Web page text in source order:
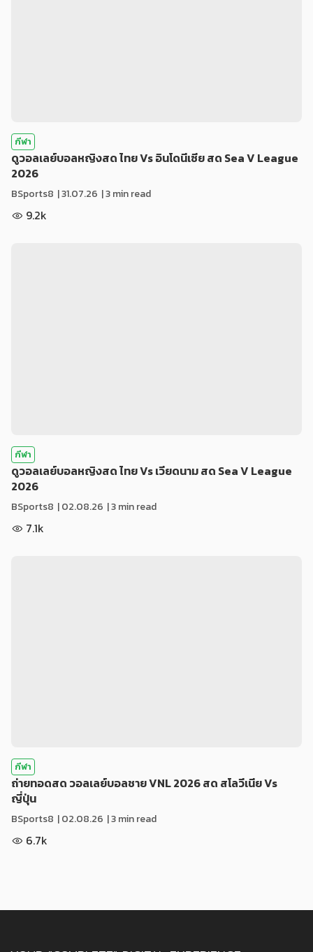
กีฬา
ดูวอลเลย์บอลหญิงสด ไทย Vs อินโดนีเซีย สด Sea V League
2026
BSports8 |31.07.26 | 3 min read
9.2k
กีฬา
ดูวอลเลย์บอลหญิงสด ไทย Vs เวียดนาม สด Sea V League
2026
BSports8 |02.08.26 | 3 min read
7.1k
กีฬา
ถ่ายทอดสด วอลเลย์บอลชาย VNL 2026 สด สโลวีเนีย Vs
ญี่ปุ่น
BSports8 |02.08.26 | 3 min read
6.7k